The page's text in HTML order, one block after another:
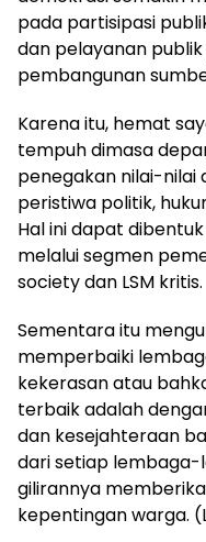
pada partisipasi
dan pelayanan
pembangunan
Karena itu, hemat
tempuh dimasa
penegakan nilai-nilai
peristiwa politik,
Hal ini dapat
melalui segmen
society dan LSM kritis.
Sementara itu
memperbaiki
kekerasan atau
terbaik adalah
dan kesejahteraan
dari setiap
gilirannya
kepentingan warga.